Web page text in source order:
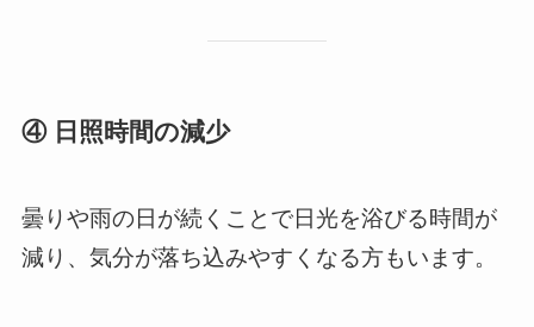
④ 日照時間の減少
曇りや雨の日が続くことで日光を浴びる時間が
減り、気分が落ち込みやすくなる方もいます。